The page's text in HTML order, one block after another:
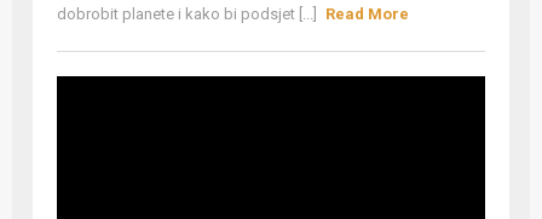
dobrobit planete i kako bi podsjet [...]
Read More